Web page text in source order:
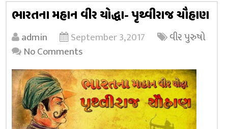
ભારતના મહાન વીર યોદ્ધા- પૃથ્વીરાજ ચૌહાણ
admin September 3, 2017
વીર પુરુષો
No Comments